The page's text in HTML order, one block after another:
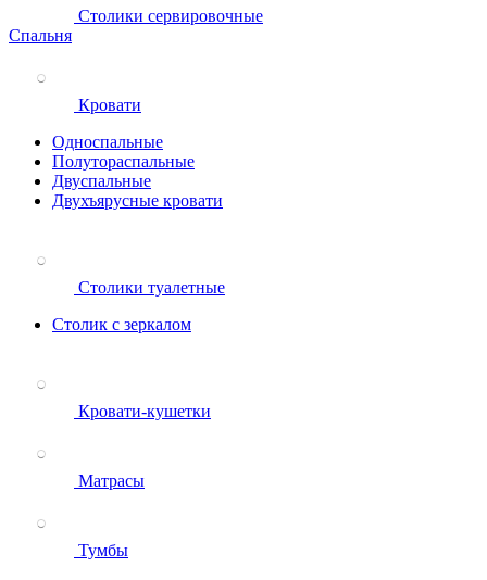
Столики сервировочные
Спальня
Кровати
Односпальные
Полутораспальные
Двуспальные
Двухъярусные кровати
Столики туалетные
Столик с зеркалом
Кровати-кушетки
Матрасы
Тумбы